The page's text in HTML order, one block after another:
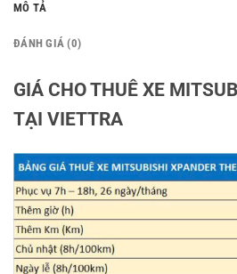
MÔ TẢ
ĐÁNH GIÁ (0)
GIÁ CHO THUÊ XE
TẠI VIETTRA